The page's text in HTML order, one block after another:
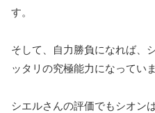
す。
そして、自力勝負になれば、
ッタリの究極能力になっていま
シエルさんの評価でもシオン